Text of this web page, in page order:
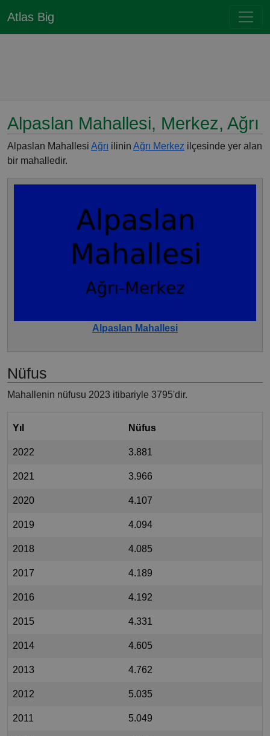
Atlas Big
Alpaslan Mahallesi, Merkez, Ağrı
Alpaslan Mahallesi Ağrı ilinin Ağrı Merkez ilçesinde yer alan
bir mahalledir.
Alpaslan Mahallesi
Nüfus
Mahallenin nüfusu 2023 itibariyle 3795'dir.
Yıl Nüfus
2022 3.881
2021 3.966
2020 4.107
2019 4.094
2018 4.085
2017 4.189
2016 4.192
2015 4.331
2014 4.605
2013 4.762
2012 5.035
2011 5.049